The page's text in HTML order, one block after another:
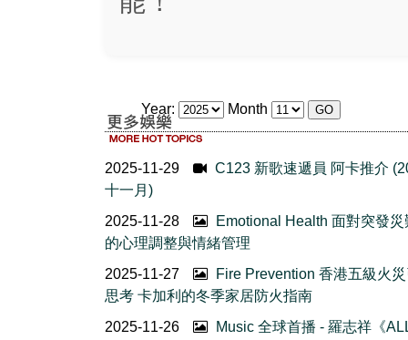
Year: Month
2025-11-29
C123 新歌速遞員 阿卡推介
十一月)
2025-11-28
Emotional Health 面對突發災
的心理調整與情緒管理
2025-11-27
Fire Prevention 香港五級火
思考 卡加利的冬季家居防火指南
2025-11-26
Music 全球首播 - 羅志祥《